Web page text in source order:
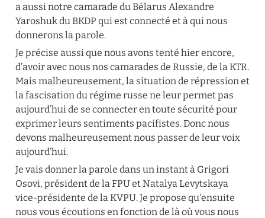
a aussi notre camarade du Bélarus Alexandre
Yaroshuk du BKDP qui est connecté et à qui nous
donnerons la parole.
Je précise aussi que nous avons tenté hier encore,
d’avoir avec nous nos camarades de Russie, de la KTR.
Mais malheureusement, la situation de répression et
la fascisation du régime russe ne leur permet pas
aujourd’hui de se connecter en toute sécurité pour
exprimer leurs sentiments pacifistes. Donc nous
devons malheureusement nous passer de leur voix
aujourd’hui.
Je vais donner la parole dans un instant à Grigori
Osovi, président de la FPU et Natalya Levytskaya
vice-présidente de la KVPU. Je propose qu’ensuite
nous vous écoutions en fonction de là où vous nous